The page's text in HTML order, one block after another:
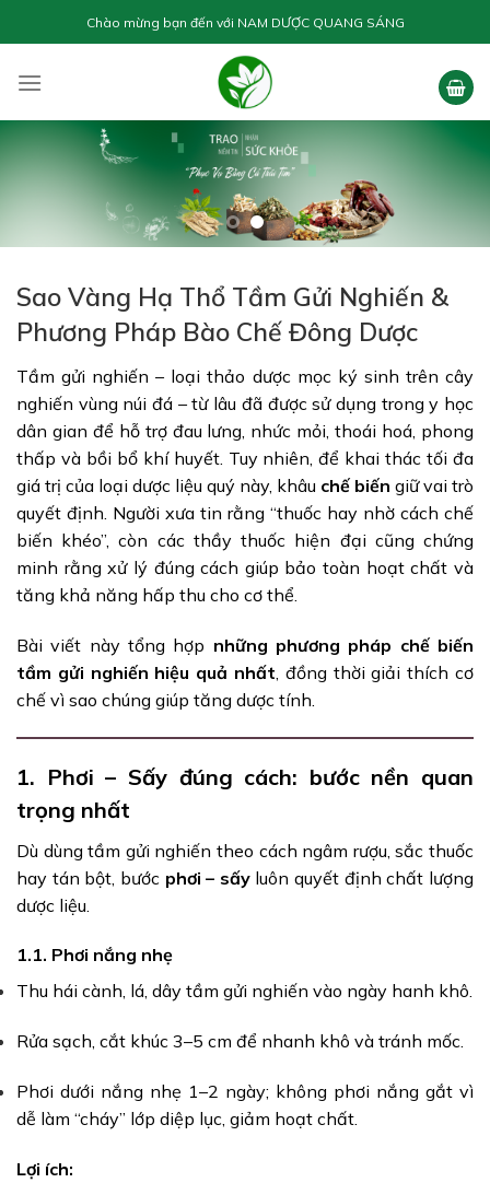
to
Chào mừng bạn đến với NAM DƯỢC QUANG SÁNG
Sao Vàng Hạ Thổ Tầm Gửi Nghiến &
Phương Pháp Bào Chế Đông Dược
Tầm gửi nghiến – loại thảo dược mọc ký sinh trên cây
nghiến vùng núi đá – từ lâu đã được sử dụng trong y học
dân gian để hỗ trợ đau lưng, nhức mỏi, thoái hoá, phong
thấp và bồi bổ khí huyết. Tuy nhiên, để khai thác tối đa
giá trị của loại dược liệu quý này, khâu chế biến giữ vai trò
quyết định. Người xưa tin rằng “thuốc hay nhờ cách chế
biến khéo”, còn các thầy thuốc hiện đại cũng chứng
minh rằng xử lý đúng cách giúp bảo toàn hoạt chất và
tăng khả năng hấp thu cho cơ thể.
Bài viết này tổng hợp những phương pháp chế biến
tầm gửi nghiến hiệu quả nhất , đồng thời giải thích cơ
chế vì sao chúng giúp tăng dược tính.
1. Phơi – Sấy đúng cách: bước nền quan
trọng nhất
Dù dùng tầm gửi nghiến theo cách ngâm rượu, sắc thuốc
hay tán bột, bước phơi – sấyluôn quyết định chất lượng
dược liệu.
1.1. Phơi nắng nhẹ
Thu hái cành, lá, dây tầm gửi nghiến vào ngày hanh khô.
Rửa sạch, cắt khúc 3–5 cm để nhanh khô và tránh mốc.
Phơi dưới nắng nhẹ 1–2 ngày; không phơi nắng gắt vì
dễ làm “cháy” lớp diệp lục, giảm hoạt chất.
Lợi ích: